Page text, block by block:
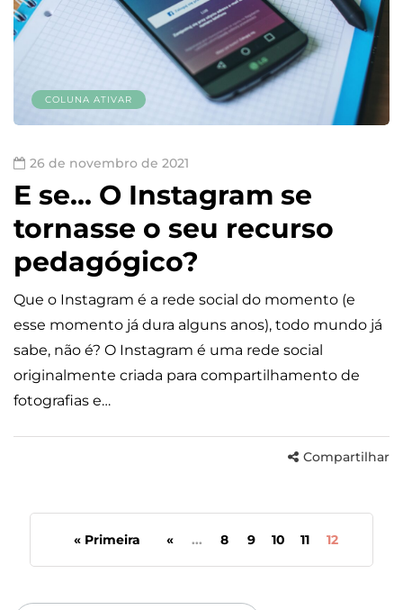
COLUNA ATIVAR
26 de novembro de 2021
E se… O Instagram se
tornasse o seu recurso
pedagógico?
Que o Instagram é a rede social do momento (e
esse momento já dura alguns anos), todo mundo já
sabe, não é? O Instagram é uma rede social
originalmente criada para compartilhamento de
fotografias e…
Compartilhar
« Primeira « ... 8 9 10 11 12